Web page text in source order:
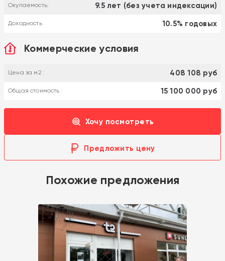
Окупаемость: 9.5 лет (без учета индексации)
Доходность 10.5% годовых
Коммерческие условия
Цена за м2 : 408 108 руб
Общая стоимость : 15 100 000 руб
Хочу посмотреть
Предложить цену
Похожие предложения